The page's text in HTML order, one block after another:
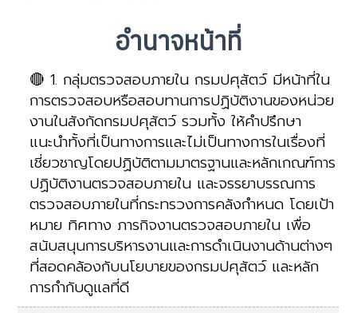
อำนาจหน้าที่
🔴 1. กลุ่มตรวจสอบภายใน กรมปศุสัตว์ มีหน้าที่ใน
การตรวจสอบหรือสอบทานการปฏิบัติงานของหน่วย
งานในสังกัดกรมปศุสัตว์ รวมทั้ง ให้คำปรึกษา
แนะนำทั้งที่เป็นทางการและไม่เป็นทางการในเรื่องที่
เชี่ยวชาญโดยปฏิบัติตามมาตรฐานและหลักเกณฑ์การ
ปฏิบัติงานตรวจสอบภายใน และจรรยาบรรณการ
ตรวจสอบภายในที่กระทรวงการคลังกำหนด โดยเป้า
หมาย ทิศทาง ภารกิจงานตรวจสอบภายใน เพื่อ
สนับสนุนการบริหารงานและการดำเนินงานด้านต่างๆ
ที่สอดคล้องกับนโยบายของกรมปศุสัตว์ และหลัก
การกำกับดูแลที่ดี